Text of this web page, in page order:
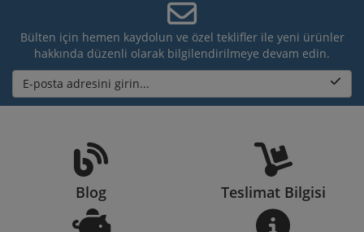
Bülten için hemen kaydolun ve özel teklifler ile yeni ürünler
hakkında düzenli olarak bilgilendirilmeye devam edin.
E-posta adresini girin...
Blog Teslimat Bilgisi